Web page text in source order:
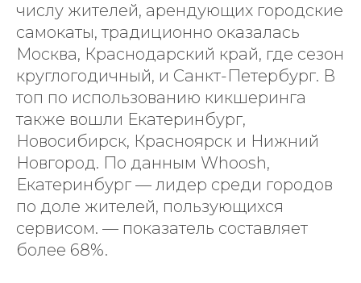
числу жителей, арендующих городские
самокаты, традиционно оказалась
Москва, Краснодарский край, где сезон
круглогодичный, и Санкт-Петербург. В
топ по использованию кикшеринга
также вошли Екатеринбург,
Новосибирск, Красноярск и Нижний
Новгород. По данным Whoosh,
Екатеринбург — лидер среди городов
по доле жителей, пользующихся
сервисом. — показатель составляет
более 68%.